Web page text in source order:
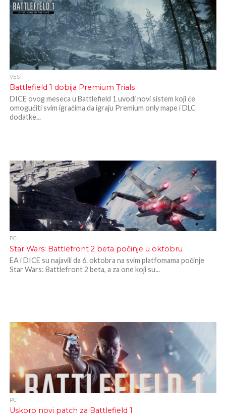
VESTI
Battlefield 1 dobija Premium Trials
DICE ovog meseca u Battlefield 1 uvodi novi sistem koji će
omogućiti svim igračima da igraju Premium only mape i DLC
dodatke...
PC
Star Wars: Battlefront 2 beta počinje u oktobru
EA i DICE su najavili da 6. oktobra na svim platfomama počinje
Star Wars: Battlefront 2 beta, a za one koji su...
PC
Uskoro novi patch za Battlefield 1